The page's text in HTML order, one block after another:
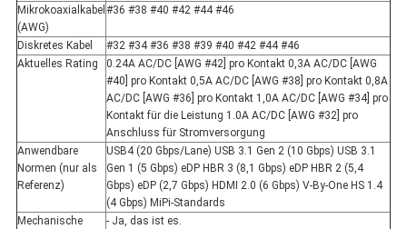
Mikrokoaxialkabel
(AWG)
#36 #38 #40 #42 #44 #46
Diskretes Kabel
#32 #34 #36 #38 #39 #40 #42 #44 #46
Aktuelles Rating
0.24A AC/DC [AWG #42] pro Kontakt 0,3A AC/DC [AWG
#40] pro Kontakt 0,5A AC/DC [AWG #38] pro Kontakt 0,8A
AC/DC [AWG #36] pro Kontakt 1,0A AC/DC [AWG #34] pro
Kontakt für die Leistung 1.0A AC/DC [AWG #32] pro
Anschluss für Stromversorgung
Anwendbare
Normen (nur als
Referenz)
USB4 (20 Gbps/Lane) USB 3.1 Gen 2 (10 Gbps) USB 3.1
Gen 1 (5 Gbps) eDP HBR 3 (8,1 Gbps) eDP HBR 2 (5,4
Gbps) eDP (2,7 Gbps) HDMI 2.0 (6 Gbps) V-By-One HS 1.4
(4 Gbps) MiPi-Standards
Mechanische
- Ja, das ist es.